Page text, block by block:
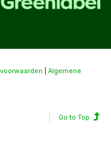
Algemene
Go to Top